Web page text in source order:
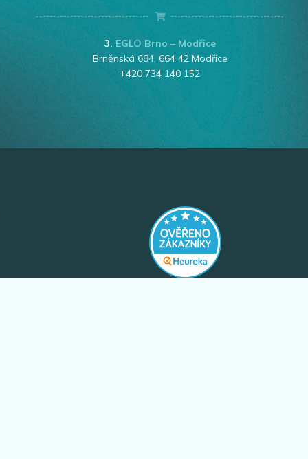
3. EGLO Brno – Modřice
Brněnská 684, 664 42 Modřice
+420 734 140 152